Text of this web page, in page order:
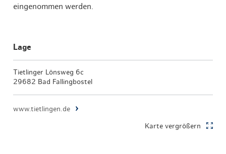
eingenommen werden.
Lage
Tietlinger Lönsweg 6c
29682 Bad Fallingbostel
www.tietlingen.de
Karte vergrößern